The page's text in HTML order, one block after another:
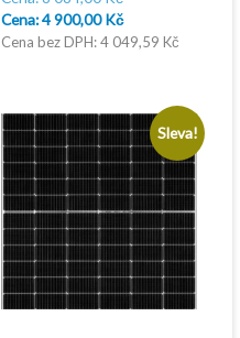
cena
byla:
4 900,00KčAktuální
cena
900,00 Kč.
4 049,59Kč
Sleva!